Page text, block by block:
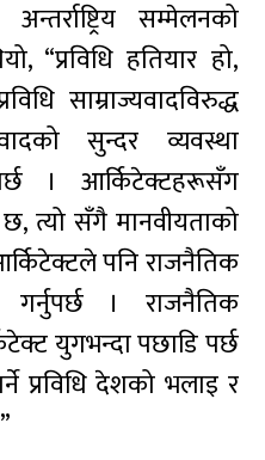
अन्तर्राष्ट्रिय सम्मेलनको
“प्रविधि हतियार हो,
साम्राज्यवादविरुद्ध
सुन्दर व्यवस्था
। आर्किटेक्टहरूसँग
त्यो सँगै मानवीयताको
पनि राजनैतिक
गर्नुपर्छ । राजनैतिक
युगभन्दा पछाडि पर्छ
प्रविधि देशको भलाइ र